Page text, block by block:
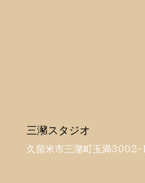
三瀦スタジオ
久留米市三潴町玉満3002-1